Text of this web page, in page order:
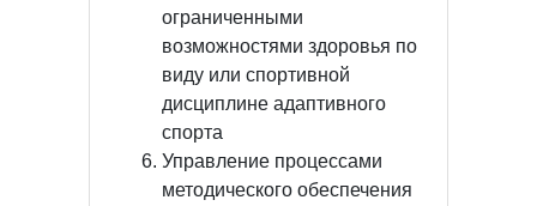
ограниченными
возможностями здоровья по
виду или спортивной
дисциплине адаптивного
спорта
Управление процессами
методического обеспечения